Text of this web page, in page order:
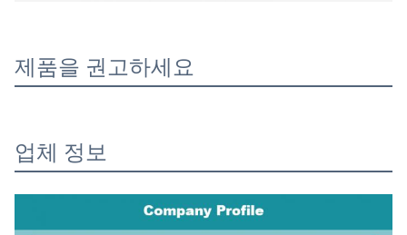
제품을 권고하세요
업체 정보